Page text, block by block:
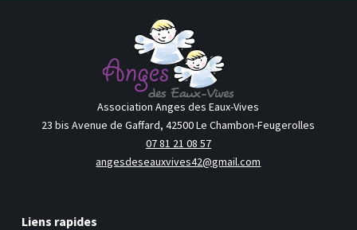
Association Anges des Eaux-Vives
23 bis Avenue de Gaffard, 42500 Le Chambon-Feugerolles
07 81 21 08 57
angesdeseauxvives42@gmail.com
Liens rapides